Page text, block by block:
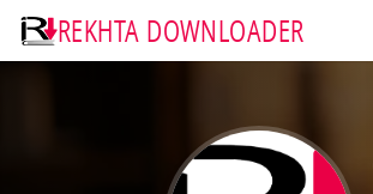
REKHTA DOWNLOADER